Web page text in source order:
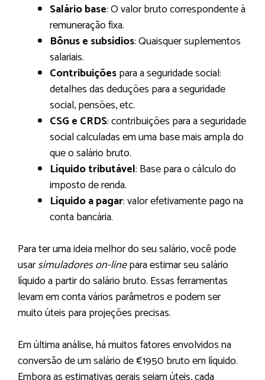
Salário base: O valor bruto correspondente à
remuneração fixa.
Bônus e subsídios: Quaisquer suplementos
salariais.
Contribuiçõespara a seguridade social:
detalhes das deduções para a seguridade
social, pensões, etc.
CSG e CRDS: contribuições para a seguridade
social calculadas em uma base mais ampla do
que o salário bruto.
Líquido tributável: Base para o cálculo do
imposto de renda.
Líquido a pagar: valor efetivamente pago na
conta bancária.
Para ter uma ideia melhor do seu salário, você pode
usarsimuladores on-linepara estimar seu salário
líquido a partir do salário bruto. Essas ferramentas
levam em conta vários parâmetros e podem ser
muito úteis para projeções precisas.
Em última análise, há muitos fatores envolvidos na
conversão de um salário de €1950 bruto em líquido.